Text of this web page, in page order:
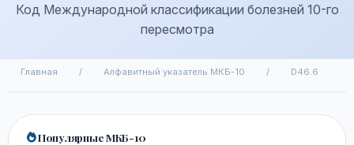
Код Международной классификации болезней 10-го
пересмотра
Главная / Алфавитный указатель МКБ-10 / D46.6
Популярные МКБ-10